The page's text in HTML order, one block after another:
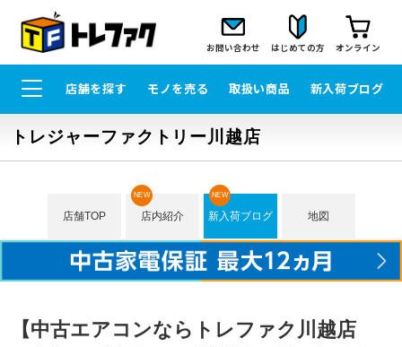
お問い合わせ はじめての方 オンライン
店舗を探す モノを売る 取扱い商品 新入荷ブログ
トレジャーファクトリー川越店
店舗TOP 店内紹介
NEW
新入荷ブログ
NEW
地図
【中古エアコンならトレファク川越店